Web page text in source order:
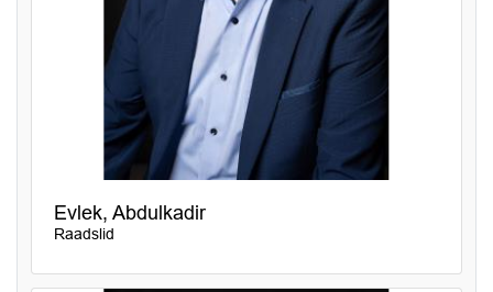
Evlek, Abdulkadir
Raadslid